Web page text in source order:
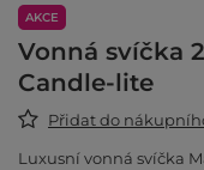
AKCE
Vonná svíčka
Candle-lite
Přidat do
Luxusní vonná svíčka